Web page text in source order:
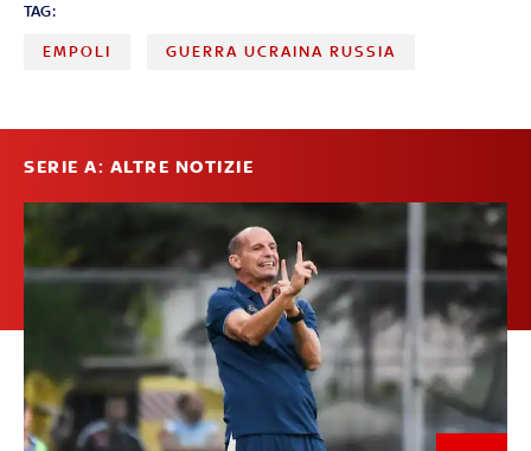
TAG:
EMPOLI GUERRA UCRAINA RUSSIA
SERIE A: ALTRE NOTIZIE